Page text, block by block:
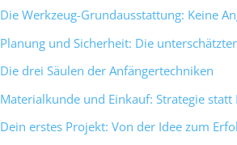
Die Werkzeug-Grundausstattung: Keine
Planung und Sicherheit: Die
Die drei Säulen der Anfängertechniken
Materialkunde und Einkauf: Strategie
Dein erstes Projekt: Von der Idee zum